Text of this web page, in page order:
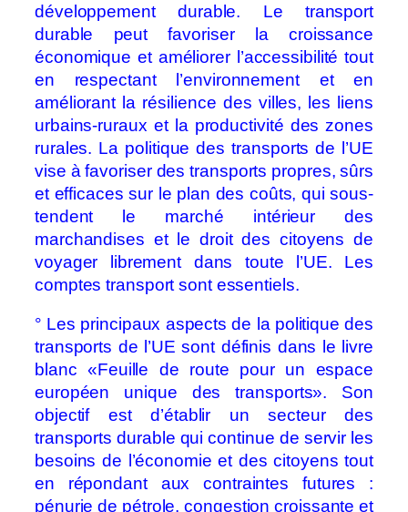
développement durable. Le transport
durable peut favoriser la croissance
économique et améliorer l’accessibilité tout
en respectant l’environnement et en
améliorant la résilience des villes, les liens
urbains-ruraux et la productivité des zones
rurales. La politique des transports de l’UE
vise à favoriser des transports propres, sûrs
et efficaces sur le plan des coûts, qui sous-
tendent le marché intérieur des
marchandises et le droit des citoyens de
voyager librement dans toute l’UE. Les
comptes transport sont essentiels.
° Les principaux aspects de la politique des
transports de l’UE sont définis dans le livre
blanc «Feuille de route pour un espace
européen unique des transports». Son
objectif est d’établir un secteur des
transports durable qui continue de servir les
besoins de l’économie et des citoyens tout
en répondant aux contraintes futures :
pénurie de pétrole, congestion croissante et